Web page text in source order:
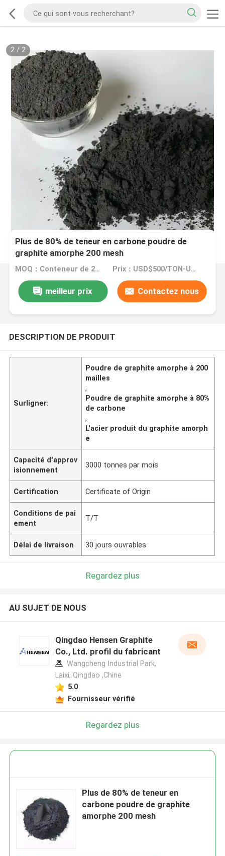
2/ 2
Plus de 80% de teneur en carbone poudre de
graphite amorphe 200 mesh
MOQ：Conteneur de 20 généralistes Prix：USD$500/TON-USD$3000/TON
meilleur prix Contactez nous
DESCRIPTION DE PRODUIT
Surligner:
Poudre de graphite amorphe à 200
mailles
,
Poudre de graphite amorphe à 80%
de carbone
,
L'acier produit du graphite amorph
e
Capacité d'approv
isionnement
3000 tonnes par mois
Certification Certificate of Origin
Conditions de pai
ement
T/T
Délai de livraison 30 jours ouvrables
Regardez plus
AU SUJET DE NOUS
Qingdao Hensen Graphite
Co., Ltd. profil du fabricant
Wangcheng Industrial Park,
Laixi, Qingdao ,Chine
5.0
Fournisseur vérifié
Regardez plus
Plus de 80% de teneur en
carbone poudre de graphite
amorphe 200 mesh